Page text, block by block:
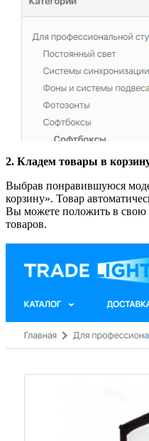
2. Кладем товары в
Выбрав понравившуюся
корзину». Товар
Вы можете положить в свою
товаров.